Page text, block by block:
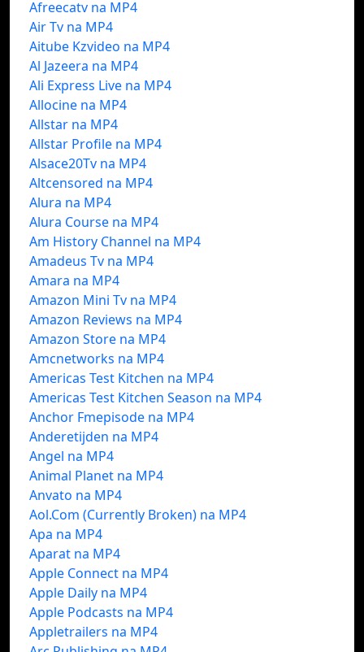
Afreecatv na MP4
Air Tv na MP4
Aitube Kzvideo na MP4
Al Jazeera na MP4
Ali Express Live na MP4
Allocine na MP4
Allstar na MP4
Allstar Profile na MP4
Alsace20Tv na MP4
Altcensored na MP4
Alura na MP4
Alura Course na MP4
Am History Channel na MP4
Amadeus Tv na MP4
Amara na MP4
Amazon Mini Tv na MP4
Amazon Reviews na MP4
Amazon Store na MP4
Amcnetworks na MP4
Americas Test Kitchen na MP4
Americas Test Kitchen Season na MP4
Anchor Fmepisode na MP4
Anderetijden na MP4
Angel na MP4
Animal Planet na MP4
Anvato na MP4
Aol.Com (Currently Broken) na MP4
Apa na MP4
Aparat na MP4
Apple Connect na MP4
Apple Daily na MP4
Apple Podcasts na MP4
Appletrailers na MP4